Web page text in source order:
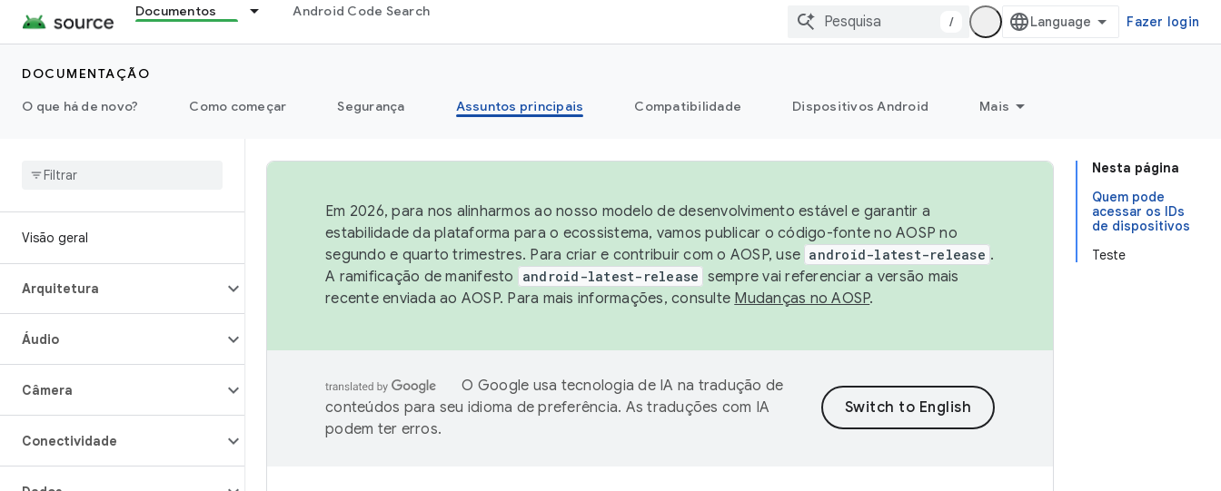
Documentos Android Code Search
/ Fazer login
DOCUMENTAÇÃO
O que há de novo?
Como começar Segurança Assuntos principais Compatibilidade Dispositivos Android Mais
Visão geral
Arquitetura
Áudio
Câmera
Conectividade
Nesta página
Quem pode
acessar os IDs
de dispositivos
Teste
Em 2026, para nos alinharmos ao nosso modelo de desenvolvimento estável e garantir a
estabilidade da plataforma para o ecossistema, vamos publicar o código-fonte no AOSP no
segundo e quarto trimestres. Para criar e contribuir com o AOSP, use android-latest-release .
A ramificação de manifesto
android-latest-release sempre vai referenciar a versão mais
recente enviada ao AOSP. Para mais informações, consulte Mudanças no AOSP.
O Google usa tecnologia de IA na tradução de
conteúdos para seu idioma de preferência. As traduções com IA
podem ter erros.